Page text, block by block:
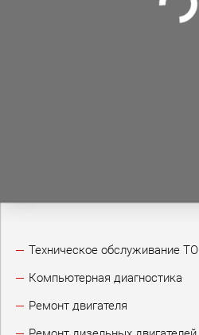
Техническое обслуживание ТО
Компьютерная диагностика
Ремонт двигателя